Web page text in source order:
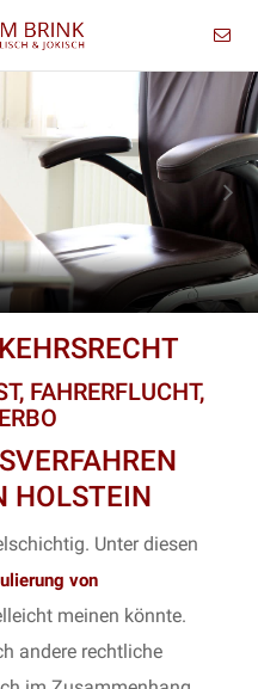
FAHRERFLUCHT,
HOLSTEIN
Unter diesen
von
meinen könnte.
andere rechtliche